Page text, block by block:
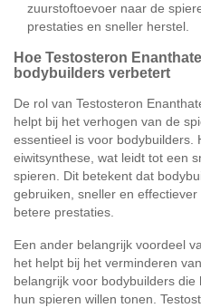
zuurstoftoevoer naar de
prestaties en sneller herstel.
Hoe Testosteron
bodybuilders verbetert
De rol van Testosteron
helpt bij het verhogen van de
essentieel is voor bodybuilders.
eiwitsynthese, wat leidt tot een
spieren. Dit betekent dat
gebruiken, sneller en
betere prestaties.
Een ander belangrijk voordeel
het helpt bij het verminderen
belangrijk voor bodybuilders
hun spieren willen tonen.